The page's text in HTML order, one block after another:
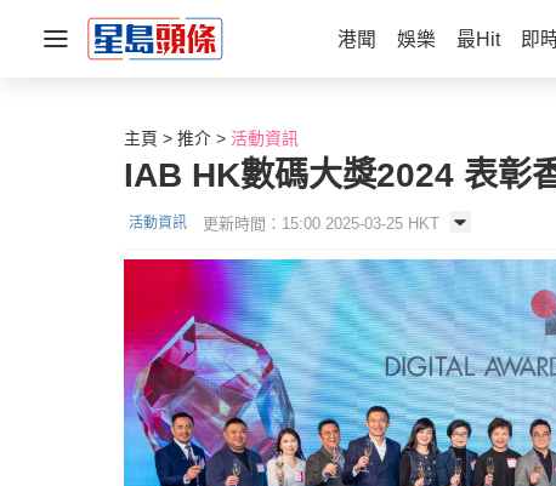
港聞 娛樂 最Hit 即
主頁 推介 活動資訊
IAB HK數碼大獎2024 表彰
活動資訊 更新時間：15:00 2025-03-25 HKT